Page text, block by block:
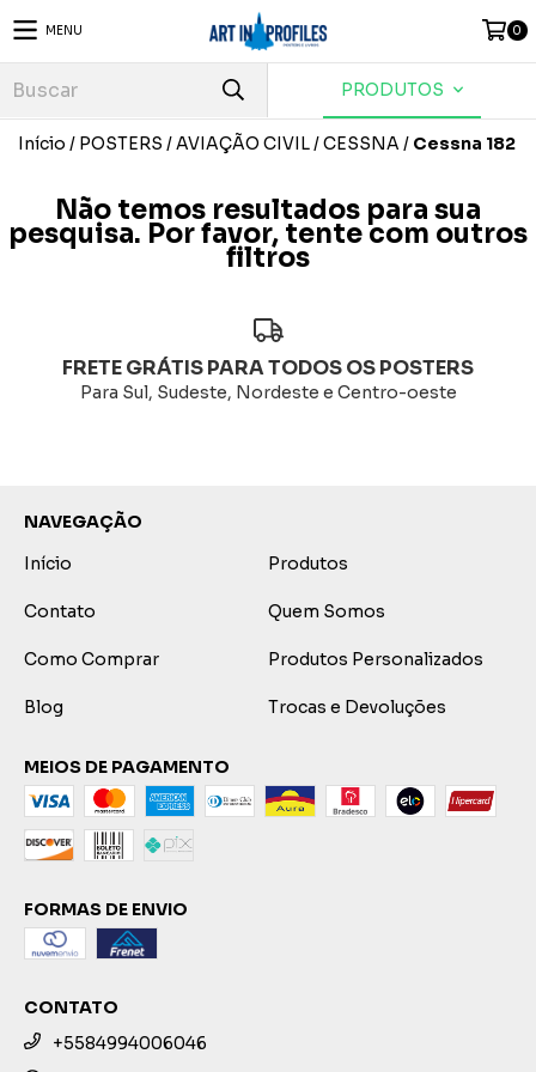
MENU 0
PRODUTOS
Início / POSTERS /AVIAÇÃO CIVIL/CESSNA / Cessna 182
Não temos resultados para sua
pesquisa. Por favor, tente com outros
filtros
FRETE GRÁTIS PARA TODOS OS POSTERS
Para Sul, Sudeste, Nordeste e Centro-oeste
NAVEGAÇÃO
Início
Produtos
Contato Quem Somos
Como Comprar Produtos Personalizados
Blog Trocas e Devoluções
MEIOS DE PAGAMENTO
FORMAS DE ENVIO
CONTATO
+5584994006046